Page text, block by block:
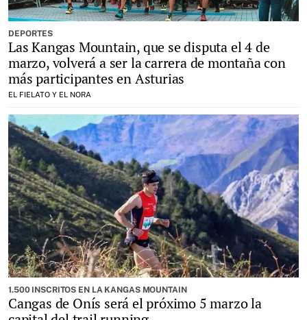
DEPORTES
Las Kangas Mountain, que se disputa el 4 de
marzo, volverá a ser la carrera de montaña con
más participantes en Asturias
EL FIELATO Y EL NORA
1.500 INSCRITOS EN LA KANGAS MOUNTAIN
Cangas de Onís será el próximo 5 marzo la